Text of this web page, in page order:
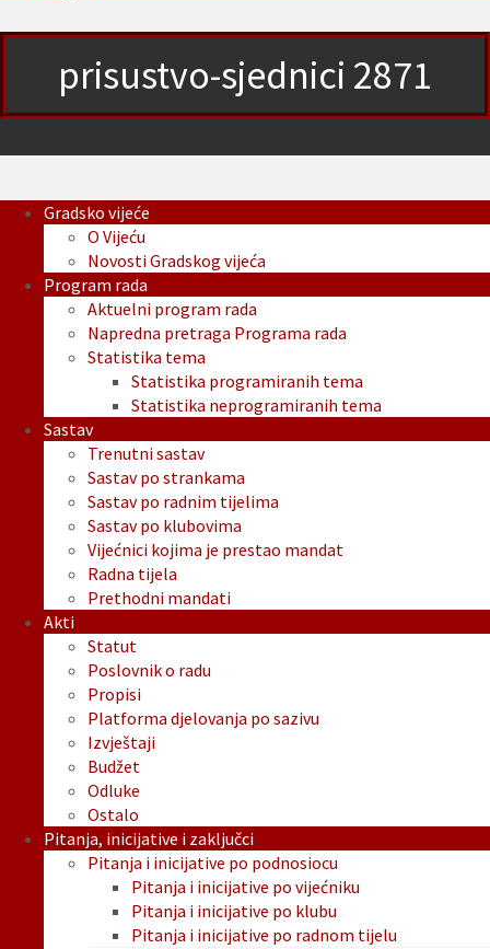
prisustvo-sjednici 2871
Gradsko vijeće
O Vijeću
Novosti Gradskog vijeća
Program rada
Aktuelni program rada
Napredna pretraga Programa rada
Statistika tema
Statistika programiranih tema
Statistika neprogramiranih tema
Sastav
Trenutni sastav
Sastav po strankama
Sastav po radnim tijelima
Sastav po klubovima
Vijećnici kojima je prestao mandat
Radna tijela
Prethodni mandati
Akti
Statut
Poslovnik o radu
Propisi
Platforma djelovanja po sazivu
Izvještaji
Budžet
Odluke
Ostalo
Pitanja, inicijative i zaključci
Pitanja i inicijative po podnosiocu
Pitanja i inicijative po vijećniku
Pitanja i inicijative po klubu
Pitanja i inicijative po radnom tijelu